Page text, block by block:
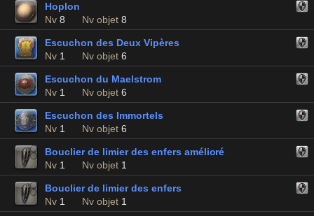
Hoplon
Nv 8 Nv objet 8
Escuchon des Deux Vipères
Nv 1 Nv objet 6
Escuchon du Maelstrom
Nv 1 Nv objet 6
Escuchon des Immortels
Nv 1 Nv objet 6
Bouclier de limier des enfers amélioré
Nv 1 Nv objet 1
Bouclier de limier des enfers
Nv 1 Nv objet 1